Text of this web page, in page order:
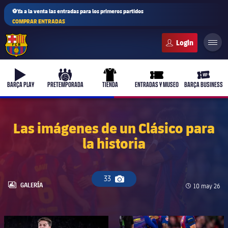
⚽Ya a la venta las entradas para los primeros partidos
COMPRAR ENTRADAS
b-play
BARÇA PLAY
culers-ball
PRETEMPORADA
uniform
TIENDA
ticket-full
ENTRADAS Y MUSEO
ticket-
BARÇA BUSINESS
Femenino
plusicon
más
Barça Atlètic
plusicon
más
Las imágenes de un Clásico para
la historia
33
Icono de cámara
LABEL.ARIA.GALLERY
GALERÍA Fecha de
10 may 26
FC Barcelona club badge FC Barcelona club badge